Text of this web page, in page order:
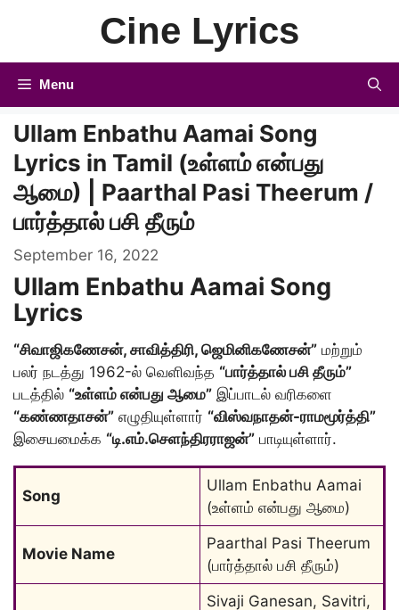
Cine Lyrics
Menu
Ullam Enbathu Aamai Song
Lyrics in Tamil (உள்ளம் என்பது
ஆமை) | Paarthal Pasi Theerum /
பார்த்தால் பசி தீரும்
September 16, 2022
Ullam Enbathu Aamai Song
Lyrics
“சிவாஜிகணேசன், சாவித்திரி, ஜெமினிகணேசன்” மற்றும்
பலர் நடத்து 1962-ல் வெளிவந்த “பார்த்தால் பசி தீரும்”
படத்தில் “உள்ளம் என்பது ஆமை” இப்பாடல் வரிகளை
“கண்ணதாசன்” எழுதியுள்ளார் “விஸ்வநாதன்-ராமமூர்த்தி”
இசையமைக்க “டி.எம்.செளந்திரராஜன்” பாடியுள்ளார்.
Song
Ullam Enbathu Aamai
(உள்ளம் என்பது ஆமை)
Movie Name
Paarthal Pasi Theerum
(பார்த்தால் பசி தீரும்)
Sivaji Ganesan, Savitri,